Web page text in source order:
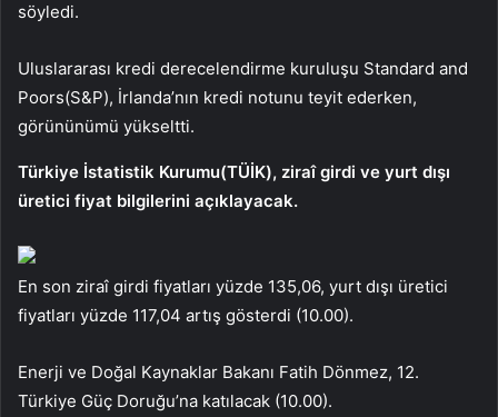
söyledi.
Uluslararası kredi derecelendirme kuruluşu Standard and
Poors(S&P), İrlanda’nın kredi notunu teyit ederken,
görününümü yükseltti.
Türkiye İstatistik Kurumu(TÜİK), ziraî girdi ve yurt dışı
üretici fiyat bilgilerini açıklayacak.
En son ziraî girdi fiyatları yüzde 135,06, yurt dışı üretici
fiyatları yüzde 117,04 artış gösterdi (10.00).
Enerji ve Doğal Kaynaklar Bakanı Fatih Dönmez, 12.
Türkiye Güç Doruğu’na katılacak (10.00).